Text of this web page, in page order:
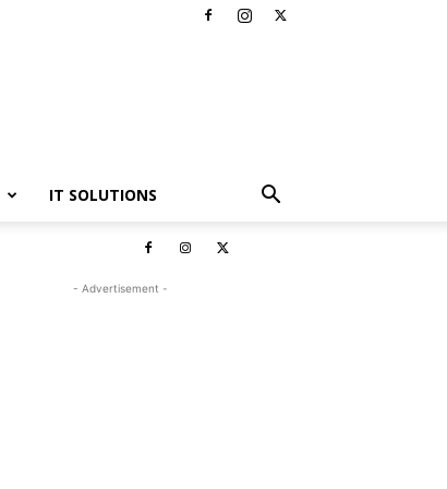
IT SOLUTIONS
- Advertisement -